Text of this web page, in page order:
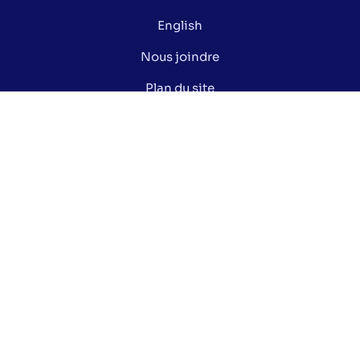
English
Nous joindre
Plan du site